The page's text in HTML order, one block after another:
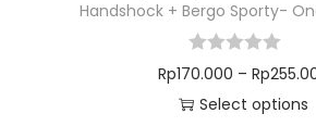
Handshock + Bergo Sporty-
Rp170.000 –Rp
Select options